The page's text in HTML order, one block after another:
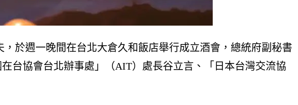
於週一晚間在台北大倉久和飯店舉行成立酒會，總統府副秘書
台協會台北辦事處」（AIT）處長谷立言、「日本台灣交流協